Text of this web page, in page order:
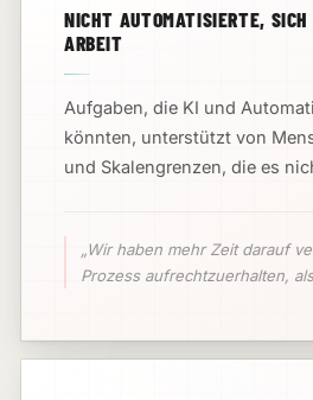
NICHT AUTOMATISIERTE, SICH
ARBEIT
Aufgaben, die KI und
könnten, unterstützt von
und Skalengrenzen, die es
„Wir haben mehr Zeit darauf
Prozess aufrechtzuerhalten,